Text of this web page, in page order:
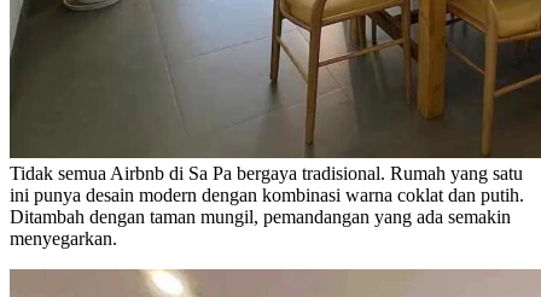
Tidak semua Airbnb di Sa Pa bergaya tradisional. Rumah yang satu
ini punya desain modern dengan kombinasi warna coklat dan putih.
Ditambah dengan taman mungil, pemandangan yang ada semakin
menyegarkan.